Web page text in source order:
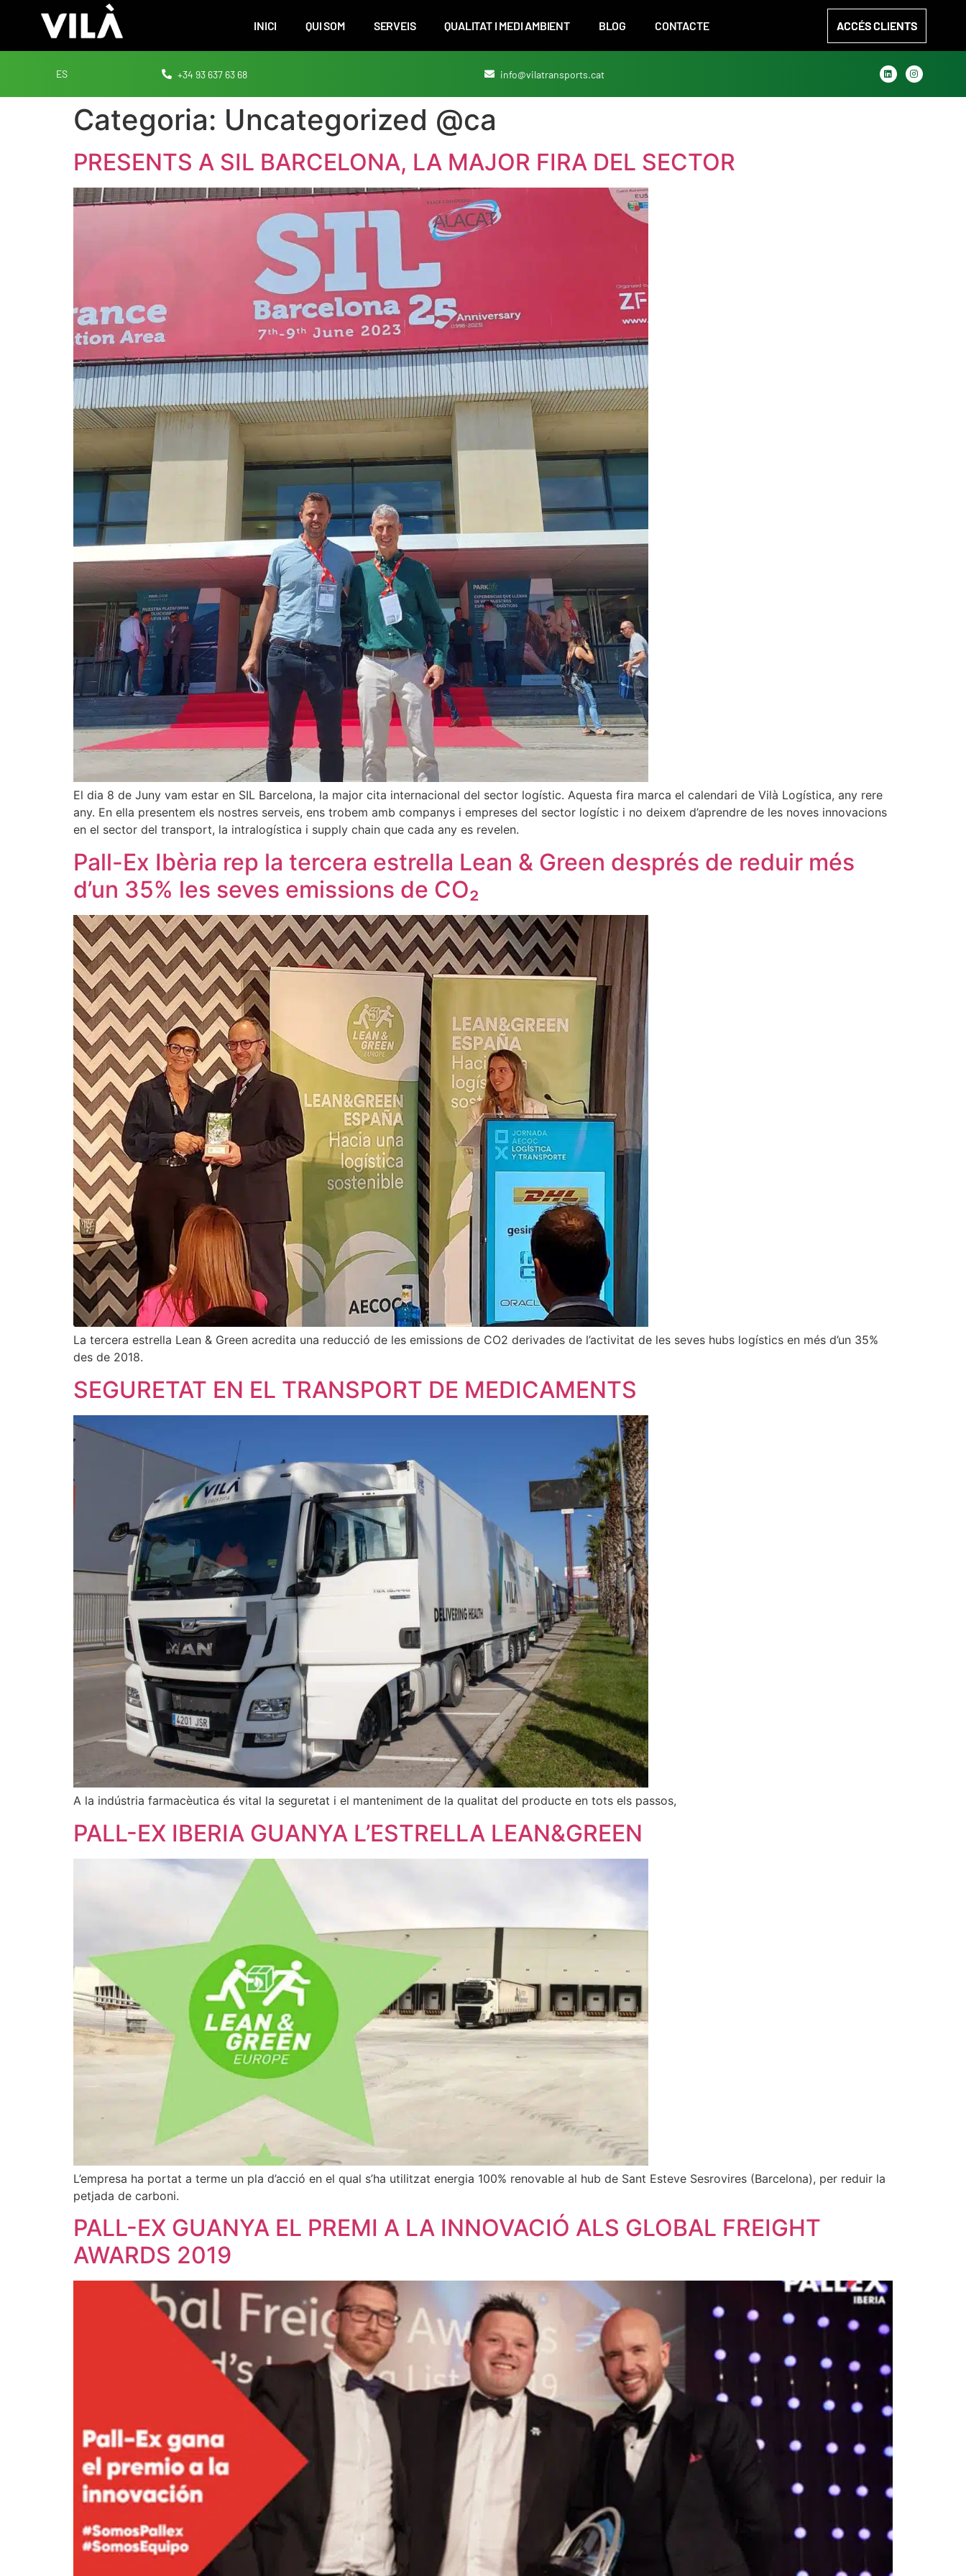
INICI QUI SOM SERVEIS QUALITAT I MEDI AMBIENT BLOG CONTACTE ACCÉS CLIENTS
ES +34 93 637 63 68 info@vilatransports.cat
Categoria: Uncategorized @ca
PRESENTS A SIL BARCELONA, LA MAJOR FIRA DEL SECTOR
El dia 8 de Juny vam estar en SIL Barcelona, la major cita internacional del sector logístic. Aquesta fira marca el calendari de Vilà Logística, any rere
any. En ella presentem els nostres serveis, ens trobem amb companys i empreses del sector logístic i no deixem d’aprendre de les noves innovacions
en el sector del transport, la intralogística i supply chain que cada any es revelen.
Pall-Ex Ibèria rep la tercera estrella Lean & Green després de reduir més
d’un 35% les seves emissions de CO₂
La tercera estrella Lean & Green acredita una reducció de les emissions de CO2 derivades de l’activitat de les seves hubs logístics en més d’un 35%
des de 2018.
SEGURETAT EN EL TRANSPORT DE MEDICAMENTS
A la indústria farmacèutica és vital la seguretat i el manteniment de la qualitat del producte en tots els passos,
PALL-EX IBERIA GUANYA L’ESTRELLA LEAN&GREEN
L’empresa ha portat a terme un pla d’acció en el qual s’ha utilitzat energia 100% renovable al hub de Sant Esteve Sesrovires (Barcelona), per reduir la
petjada de carboni.
PALL-EX GUANYA EL PREMI A LA INNOVACIÓ ALS GLOBAL FREIGHT
AWARDS 2019